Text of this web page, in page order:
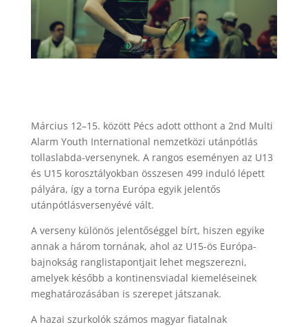
Március 12–15. között Pécs adott otthont a 2nd Multi
Alarm Youth International nemzetközi utánpótlás
tollaslabda-versenynek. A rangos eseményen az U13
és U15 korosztályokban összesen 499 induló lépett
pályára, így a torna Európa egyik jelentős
utánpótlásversenyévé vált.
A verseny különös jelentőséggel bírt, hiszen egyike
annak a három tornának, ahol az U15-ös Európa-
bajnokság ranglistapontjait lehet megszerezni,
amelyek később a kontinensviadal kiemeléseinek
meghatározásában is szerepet játszanak.
A hazai szurkolók számos magyar fiatalnak